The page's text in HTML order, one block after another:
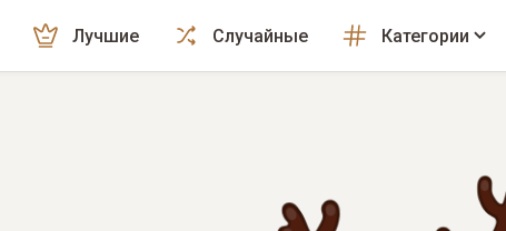
Лучшие Случайные Категории